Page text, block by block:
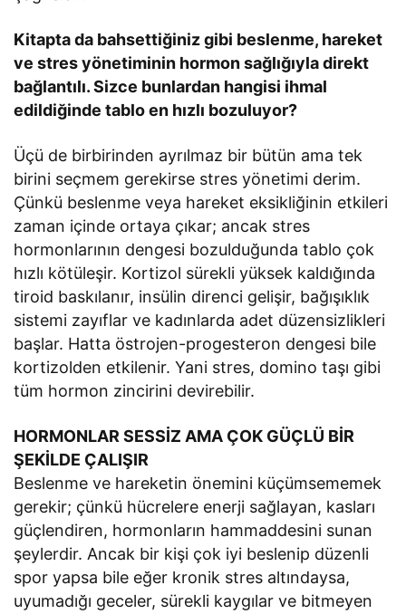
Kitapta da bahsettiğiniz gibi beslenme, hareket
ve stres yönetiminin hormon sağlığıyla direkt
bağlantılı. Sizce bunlardan hangisi ihmal
edildiğinde tablo en hızlı bozuluyor?
Üçü de birbirinden ayrılmaz bir bütün ama tek
birini seçmem gerekirse stres yönetimi derim.
Çünkü beslenme veya hareket eksikliğinin etkileri
zaman içinde ortaya çıkar; ancak stres
hormonlarının dengesi bozulduğunda tablo çok
hızlı kötüleşir. Kortizol sürekli yüksek kaldığında
tiroid baskılanır, insülin direnci gelişir, bağışıklık
sistemi zayıflar ve kadınlarda adet düzensizlikleri
başlar. Hatta östrojen-progesteron dengesi bile
kortizolden etkilenir. Yani stres, domino taşı gibi
tüm hormon zincirini devirebilir.
HORMONLAR SESSİZ AMA ÇOK GÜÇLÜ BİR
ŞEKİLDE ÇALIŞIR
Beslenme ve hareketin önemini küçümsememek
gerekir; çünkü hücrelere enerji sağlayan, kasları
güçlendiren, hormonların hammaddesini sunan
şeylerdir. Ancak bir kişi çok iyi beslenip düzenli
spor yapsa bile eğer kronik stres altındaysa,
uyumadığı geceler, sürekli kaygılar ve bitmeyen